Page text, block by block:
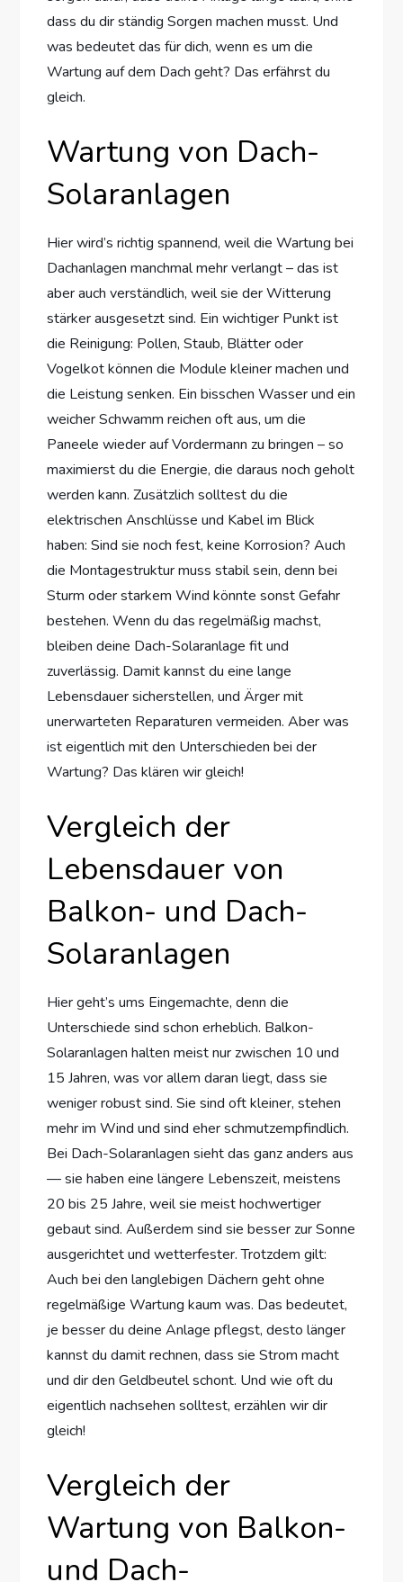
dass du dir ständig Sorgen machen musst. Und
was bedeutet das für dich, wenn es um die
Wartung auf dem Dach geht? Das erfährst du
gleich.
Wartung von Dach-
Solaranlagen
Hier wird’s richtig spannend, weil die Wartung bei
Dachanlagen manchmal mehr verlangt – das ist
aber auch verständlich, weil sie der Witterung
stärker ausgesetzt sind. Ein wichtiger Punkt ist
die Reinigung: Pollen, Staub, Blätter oder
Vogelkot können die Module kleiner machen und
die Leistung senken. Ein bisschen Wasser und ein
weicher Schwamm reichen oft aus, um die
Paneele wieder auf Vordermann zu bringen – so
maximierst du die Energie, die daraus noch geholt
werden kann. Zusätzlich solltest du die
elektrischen Anschlüsse und Kabel im Blick
haben: Sind sie noch fest, keine Korrosion? Auch
die Montagestruktur muss stabil sein, denn bei
Sturm oder starkem Wind könnte sonst Gefahr
bestehen. Wenn du das regelmäßig machst,
bleiben deine Dach-Solaranlage fit und
zuverlässig. Damit kannst du eine lange
Lebensdauer sicherstellen, und Ärger mit
unerwarteten Reparaturen vermeiden. Aber was
ist eigentlich mit den Unterschieden bei der
Wartung? Das klären wir gleich!
Vergleich der
Lebensdauer von
Balkon- und Dach-
Solaranlagen
Hier geht’s ums Eingemachte, denn die
Unterschiede sind schon erheblich. Balkon-
Solaranlagen halten meist nur zwischen 10 und
15 Jahren, was vor allem daran liegt, dass sie
weniger robust sind. Sie sind oft kleiner, stehen
mehr im Wind und sind eher schmutzempfindlich.
Bei Dach-Solaranlagen sieht das ganz anders aus
— sie haben eine längere Lebenszeit, meistens
20 bis 25 Jahre, weil sie meist hochwertiger
gebaut sind. Außerdem sind sie besser zur Sonne
ausgerichtet und wetterfester. Trotzdem gilt:
Auch bei den langlebigen Dächern geht ohne
regelmäßige Wartung kaum was. Das bedeutet,
je besser du deine Anlage pflegst, desto länger
kannst du damit rechnen, dass sie Strom macht
und dir den Geldbeutel schont. Und wie oft du
eigentlich nachsehen solltest, erzählen wir dir
gleich!
Vergleich der
Wartung von Balkon-
und Dach-